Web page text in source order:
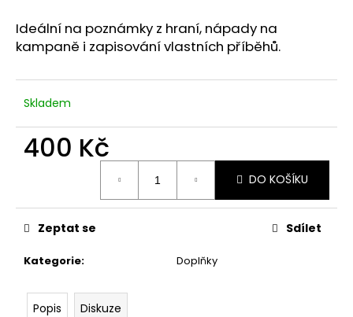
Ideální na poznámky z hraní, nápady na
kampaně i zapisování vlastních příběhů.
Skladem
400 Kč
DO KOŠÍKU
Kategorie: Doplňky
Zeptat se Sdílet
Popis Diskuze
u
č
u
j
m
e
CLUB
650